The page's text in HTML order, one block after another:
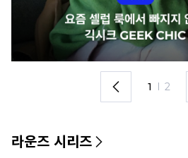
1 I 2
라운즈 시리즈